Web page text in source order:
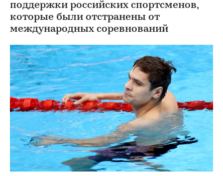
поддержки российских спортсменов,
которые были отстранены от
международных соревнований